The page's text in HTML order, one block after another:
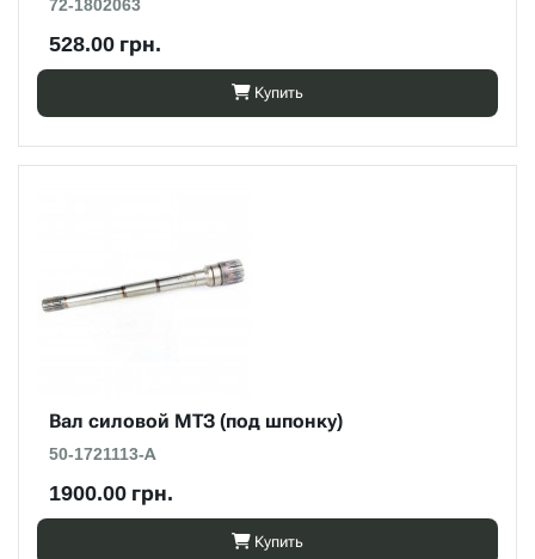
72-1802063
528.00 грн.
Купить
Вал силовой МТЗ (под шпонку)
50-1721113-А
1900.00 грн.
Купить